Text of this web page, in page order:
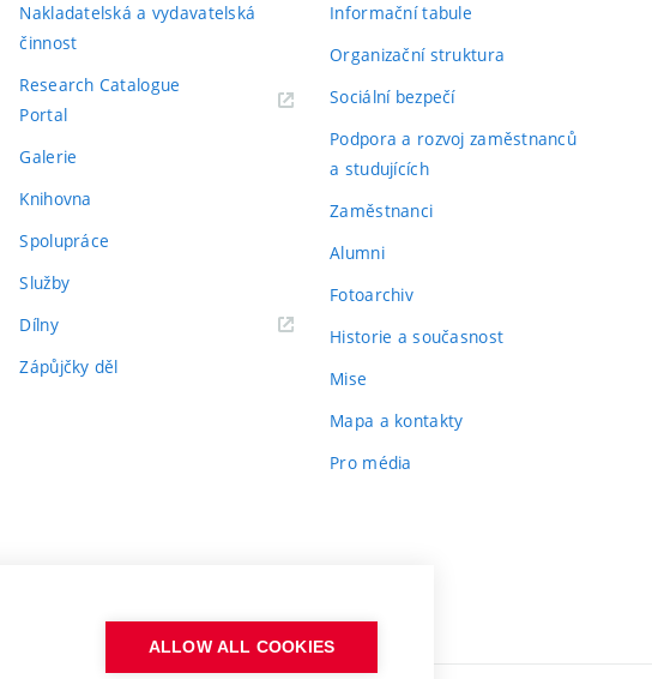
Nakladatelská a vydavatelská
činnost
Research Catalogue
Portal
Galerie
Knihovna
Spolupráce
Služby
Dílny
Zápůjčky děl
Informační tabule
Organizační struktura
Sociální bezpečí
Podpora a rozvoj zaměstnanců
a studujících
Zaměstnanci
Alumni
Fotoarchiv
Historie a současnost
Mise
Mapa a kontakty
Pro média
ALLOW ALL COOKIES